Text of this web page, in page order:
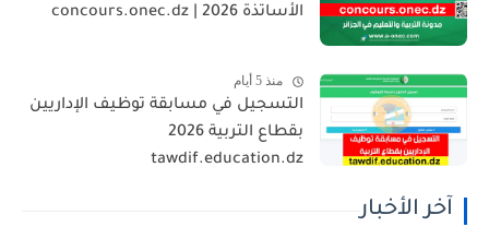
الأساتذة 2026 | concours.onec.dz
منذ 5 أيام
التسجيل في مسابقة توظيف الإداريين
بقطاع التربية 2026
tawdif.education.dz
آخر الأخبار